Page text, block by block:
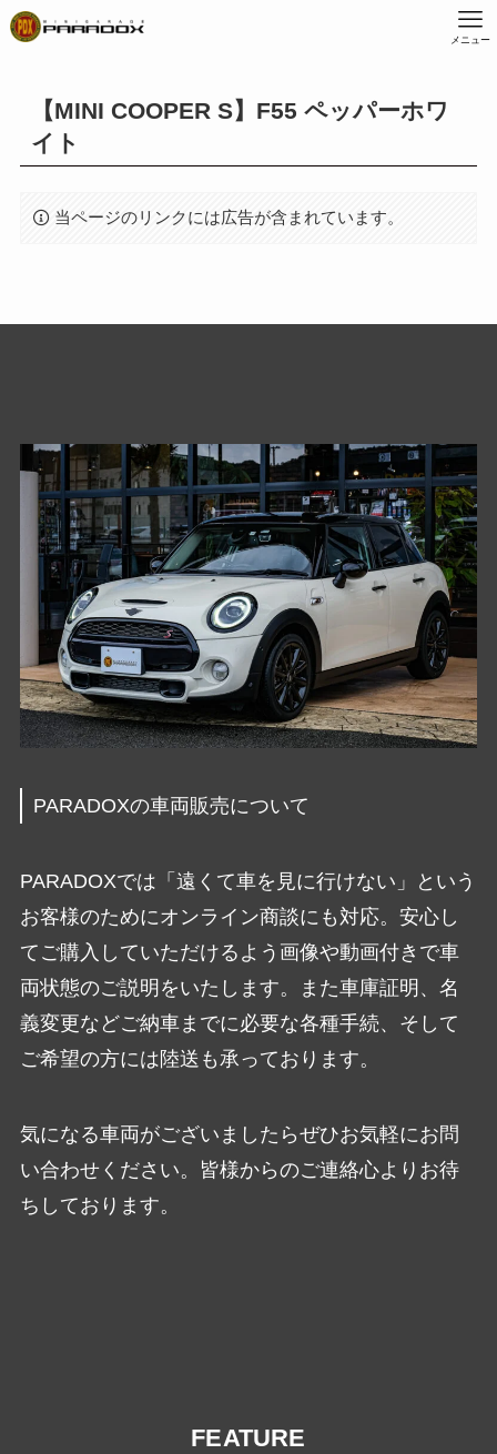
メニュー
【MINI COOPER S】F55 ペッパーホワ
イト
当ページのリンクには広告が含まれています。
PARADOXの車両販売について
PARADOXでは「遠くて車を見に行けない」という
お客様のためにオンライン商談にも対応。安心し
てご購入していただけるよう画像や動画付きで車
両状態のご説明をいたします。また車庫証明、名
義変更などご納車までに必要な各種手続、そして
ご希望の方には陸送も承っております。
気になる車両がございましたらぜひお気軽にお問
い合わせください。皆様からのご連絡心よりお待
ちしております。
FEATURE